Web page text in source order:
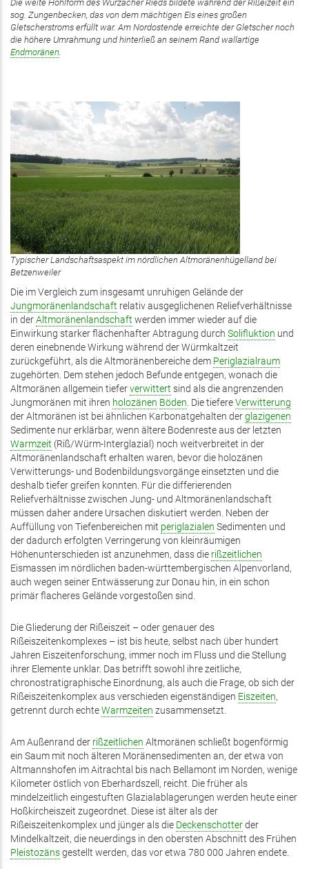
Die weite Hohlform des Wurzacher Rieds bildete während der Rißeizeit ein
sog. Zungenbecken, das von dem mächtigen Eis eines großen
Gletscherstroms erfüllt war. Am Nordostende erreichte der Gletscher noch
die höhere Umrahmung und hinterließ an seinem Rand wallartige
Endmoränen
Typischer Landschaftsaspekt im nördlichen Altmoränenhügelland bei
Betzenweiler
Die im Vergleich zum insgesamt unruhigen Gelände der
Jungmoränenlandschaft relativ ausgeglichenen Reliefverhältnisse
in derAltmoränenlandschaft werden immer wieder auf die
Einwirkung starker flächenhafter Abtragung durch Solifluktion und
deren einebnende Wirkung während der Würmkaltzeit
zurückgeführt, als die Altmoränenbereiche dem Periglazialraum
zugehörten. Dem stehen jedoch Befunde entgegen, wonach die
Altmoränen allgemein tieferverwittert sind als die angrenzenden
Jungmoränen mit ihren holozänen Böden. Die tiefereVerwitterung
der Altmoränen ist bei ähnlichen Karbonatgehalten derglazigenen
Sedimente nur erklärbar, wenn ältere Bodenreste aus der letzten
Warmzeit (Riß/Würm-Interglazial) noch weitverbreitet in der
Altmoränenlandschaft erhalten waren, bevor die holozänen
Verwitterungs- und Bodenbildungsvorgänge einsetzten und die
deshalb tiefer greifen konnten. Für die differierenden
Reliefverhältnisse zwischen Jung- und Altmoränenlandschaft
müssen daher andere Ursachen diskutiert werden. Neben der
Auffüllung von Tiefenbereichen mit periglazialen Sedimenten und
der dadurch erfolgten Verringerung von kleinräumigen
Höhenunterschieden ist anzunehmen, dass die rißzeitlichen
Eismassen im nördlichen baden-württembergischen Alpenvorland,
auch wegen seiner Entwässerung zur Donau hin, in ein schon
primär flacheres Gelände vorgestoßen sind.
Die Gliederung der Rißeiszeit – oder genauer des
Rißeiszeitenkomplexes – ist bis heute, selbst nach über hundert
Jahren Eiszeitenforschung, immer noch im Fluss und die Stellung
ihrer Elemente unklar. Das betrifft sowohl ihre zeitliche,
chronostratigraphische Einordnung, als auch die Frage, ob sich der
Rißeiszeitenkomplex aus verschieden eigenständigen Eiszeiten,
getrennt durch echteWarmzeiten zusammensetzt.
Am Außenrand der rißzeitlichen Altmoränen schließt bogenförmig
ein Saum mit noch älteren Moränensedimenten an, der etwa von
Altmannshofen im Aitrachtal bis nach Bellamont im Norden, wenige
Kilometer östlich von Eberhardszell, reicht. Die früher als
mindelzeitlich eingestuften Glazialablagerungen werden heute einer
Hoßkircheiszeit zugeordnet. Diese ist älter als der
Rißeiszeitenkomplex und jünger als die Deckenschotterder
Mindelkaltzeit, die neuerdings in den obersten Abschnitt des Frühen
Pleistozänsgestellt werden, das vor etwa 780 000 Jahren endete.